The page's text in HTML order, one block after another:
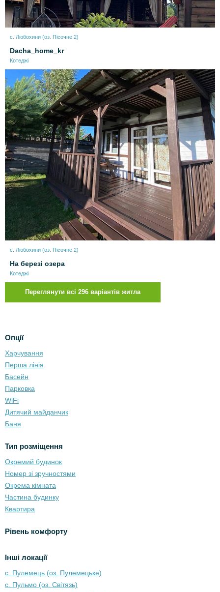
с. Любохини (оз. Пісочне 2)
Dacha_home_kr
Котеджі
с. Любохини (оз. Пісочне 2)
На березі озера
Котеджі
Переглянути всі 296 варіантів житла
Опції
Харчування
Перша лінія
Басейн
Парковка
WiFi
Дитячий майданчик
Баня
Тип розміщення
Окремий будинок
Номер зі зручностями
Окрема кімната
Частина будинку
Квартира
Рівень комфорту
Інші локації
с. Пулемець (оз. Пулемецьке)
с. Пульмо (оз. Світязь)